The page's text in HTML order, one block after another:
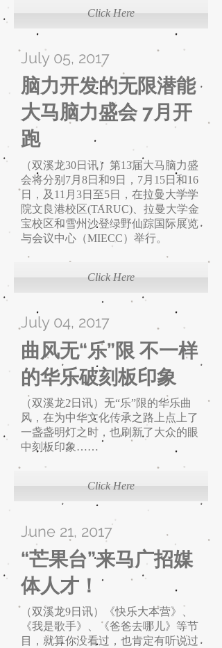
Click Here
July 05, 2017
脑力开发的无限潜能
大马脑力盛会 7月开
跑
（双溪龙30日讯）第13届大马脑力盛
会将分别7月8日和9日，7月15日和16
日，及11月3日至5日，在拉曼大学学
院文良港校区(TARUC)、拉曼大学金
宝校区和雪州沙登绿野仙踪国际展览
与会议中心（MIECC）举行。
Click Here
July 04, 2017
曲风无“乐”限 不一样
的华乐破刻板印象
（双溪龙2日讯）无“乐”限的华乐曲
风，在为中华文化传承之路上点上了
一盏盏明灯之时，也刷新了大众的眼
中刻板印象 ……
Click Here
June 21, 2017
“芒果台”来马广招媒
体人才！
（双溪龙9日讯）《快乐大本营》、
《我是歌手》、《爸爸去哪儿》等节
目，就算你没看过，也肯定有听说过